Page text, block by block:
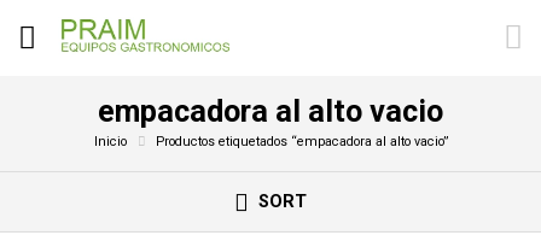
empacadora al alto vacio
Inicio Productos etiquetados “empacadora al alto vacio”
SORT